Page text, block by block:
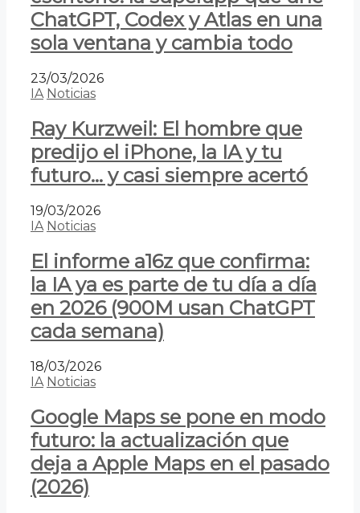
ChatGPT, Codex y Atlas en una
sola ventana y cambia todo
23/03/2026
IA Noticias
Ray Kurzweil: El hombre que
predijo el iPhone, la IA y tu
futuro… y casi siempre acertó
19/03/2026
IA Noticias
El informe a16z que confirma:
la IA ya es parte de tu día a día
en 2026 (900M usan ChatGPT
cada semana)
18/03/2026
IA Noticias
Google Maps se pone en modo
futuro: la actualización que
deja a Apple Maps en el pasado
(2026)